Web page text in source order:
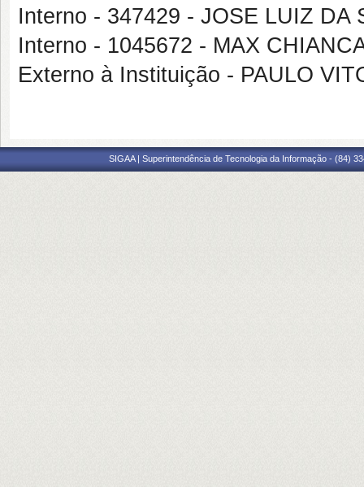
Interno - 347429 - JOSE LUIZ DA
Interno - 1045672 - MAX
Externo à Instituição - PAULO
SIGAA | Superintendência de Tecnologia da Informação - (84)